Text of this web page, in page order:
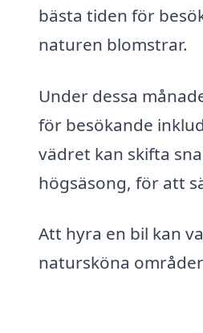
bästa tiden för
naturen blomstrar.
Under dessa
för besökande
vädret kan skifta
högsäsong, för att
Att hyra en bil kan
natursköna